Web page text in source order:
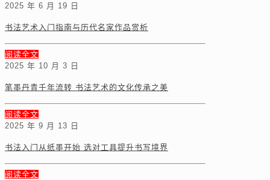
2025 年 6 月 19 日
书法艺术入门指南与历代名家作品赏析
阅读全文
2025 年 10 月 3 日
笔墨丹青千年流转 书法艺术的文化传承之美
阅读全文
2025 年 9 月 13 日
书法入门从纸墨开始 选对工具提升书写境界
阅读全文